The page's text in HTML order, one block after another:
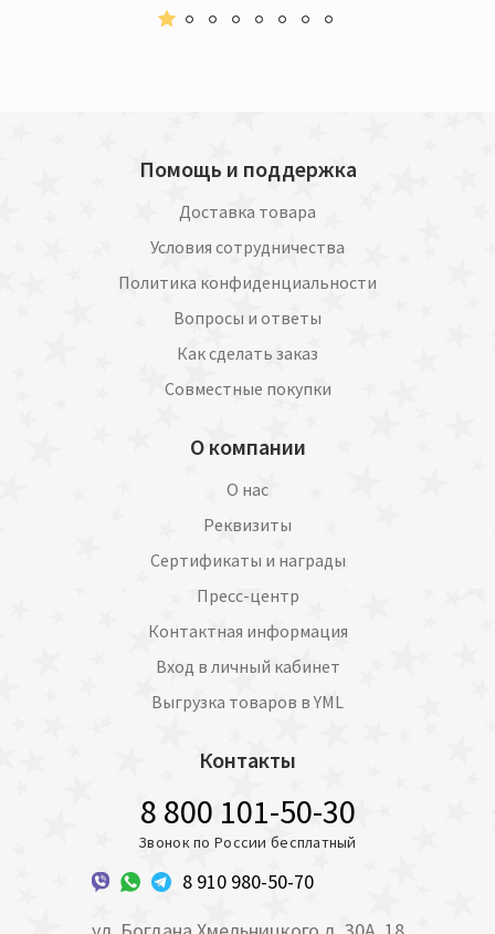
Помощь и поддержка
Доставка товара
Условия сотрудничества
Политика конфиденциальности
Вопросы и ответы
Как сделать заказ
Совместные покупки
О компании
О нас
Реквизиты
Сертификаты и награды
Пресс-центр
Контактная информация
Вход в личный кабинет
Выгрузка товаров в YML
Контакты
8 800 101-50-30
Звонок по России бесплатный
8 910 980-50-70